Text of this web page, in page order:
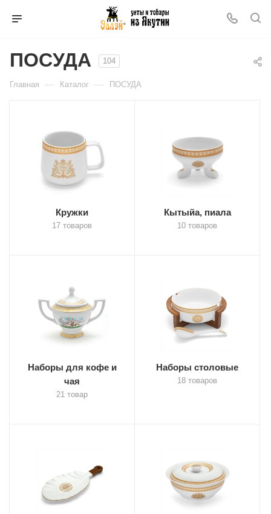
ПОСУДА 104
Главная — Каталог — ПОСУДА
Кружки
17 товаров
Кытыйа, пиала
10 товаров
Наборы для кофе и
чая
21 товар
Наборы столовые
18 товаров